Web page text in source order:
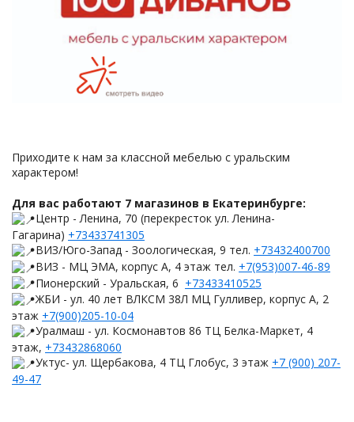
Приходите к нам за классной мебелью с уральским
характером!
Для вас работают 7 магазинов в Екатеринбурге:
Центр - Ленина, 70 (перекресток ул. Ленина-
Гагарина) +73433741305
ВИЗ/Юго-Запад - Зоологическая, 9 тел. +73432400700
ВИЗ - МЦ ЭМА, корпус А, 4 этаж тел. +7(953)007-46-89
Пионерский - Уральская, 6 +73433410525
ЖБИ - ул. 40 лет ВЛКСМ 38Л МЦ Гулливер, корпус А, 2
этаж +7(900)205-10-04
Уралмаш - ул. Космонавтов 86 ТЦ Белка-Маркет, 4
этаж, +73432868060
Уктус- ул. Щербакова, 4 ТЦ Глобус, 3 этаж +7 (900) 207-
49-47